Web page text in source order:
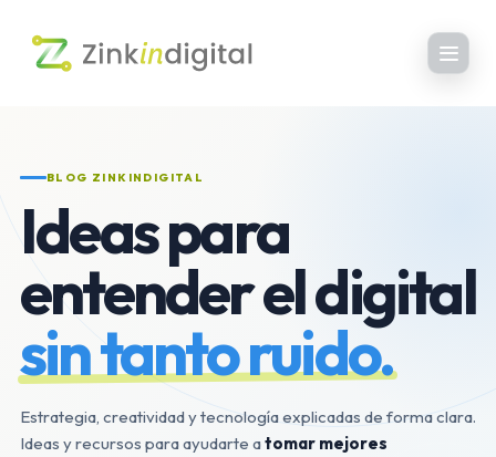
BLOG ZINKINDIGITAL
Ideas para
entender el digital
sin tanto ruido.
Estrategia, creatividad y tecnología explicadas de forma clara.
Ideas y recursos para ayudarte atomar mejores